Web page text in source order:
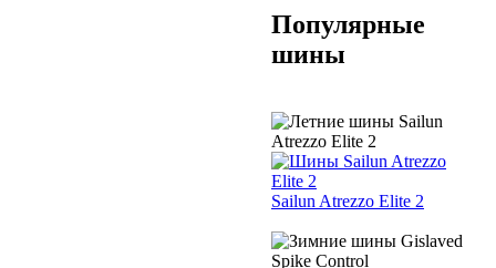
Популярные
шины
Sailun Atrezzo Elite 2